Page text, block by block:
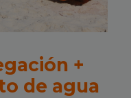
+
de agua